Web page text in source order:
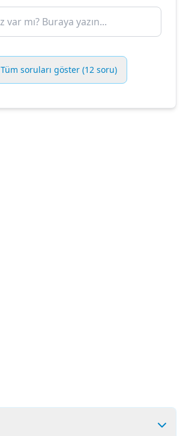
Tüm soruları göster (12 soru)